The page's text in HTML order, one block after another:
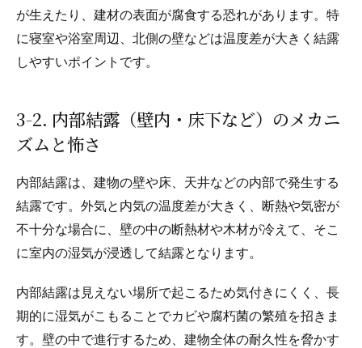
が生えたり、建材の表面が腐食する恐れがあります。特
に寝室や浴室周辺、北側の壁などは温度差が大きく結露
しやすいポイントです。
3-2. 内部結露（壁内・床下など）のメカニ
ズムと怖さ
内部結露は、建物の壁や床、天井などの内部で発生する
結露です。外気と内気の温度差が大きく、断熱や気密が
不十分な場合に、壁の中の断熱材や木材が冷えて、そこ
に室内の湿気が浸透して結露となります。
内部結露は見えない場所で起こるため気付きにくく、長
期的に湿気がこもることでカビや腐朽菌の繁殖を招きま
す。壁の中で進行するため、建物全体の耐久性を脅かす